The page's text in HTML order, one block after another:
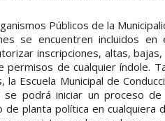
Públicos de la
se encuentren incluidos en
inscripciones, altas,
permisos de cualquier índole.
Escuela Municipal de
podrá iniciar un proceso de
planta política en cualquiera